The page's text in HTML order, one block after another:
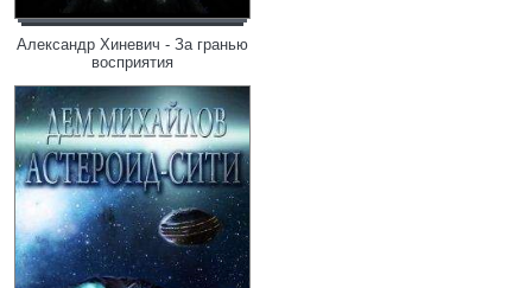
Александр Хиневич - За гранью
восприятия